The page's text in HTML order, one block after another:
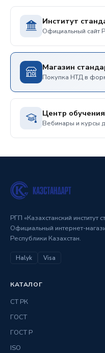
Институт
Официальный сайт
Магазин
Покупка НТД в
Центр обучения
Вебинары и курсы
РГП «Казахстанский институт
Официальный интернет-
Республики Казахстан.
Halyk Visa
КАТАЛОГ
СТ РК
ГОСТ
ГОСТ Р
ISO